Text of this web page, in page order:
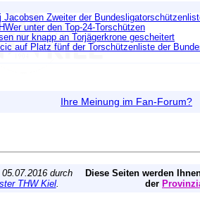
Jacobsen Zweiter der
unter den Top-24-Torschützen
nur knapp an Torjägerkrone gescheitert
auf Platz fünf der Torschützenliste der
Ihre Meinung im Fan-Forum?
durch
THW Kiel.
Diese Seiten werden
der